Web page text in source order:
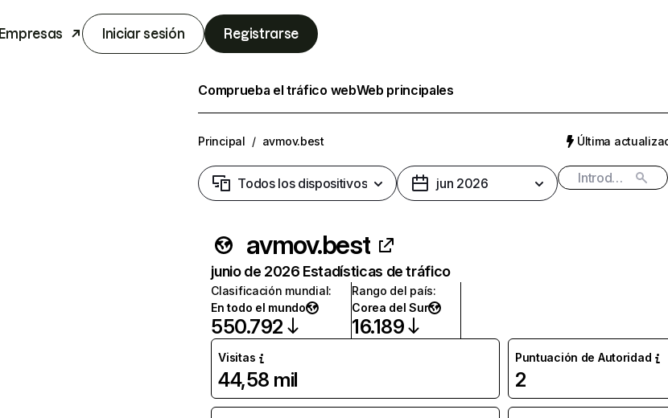
Empresas Iniciar sesión Registrarse
Comprueba el tráfico webWeb principales
Principal / avmov.best Última
Todos los dispositivos jun 2026
avmov.best
junio de 2026 Estadísticas de tráfico
Clasificación mundial:
En todo el mundo
550.792
Rango del país:
Corea del Sur
16.189
Visitas
44,58 mil
Puntuación de Autoridad
2